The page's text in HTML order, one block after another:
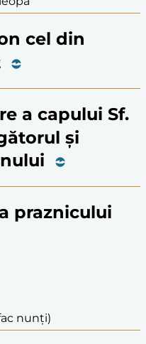
cel din
a capului Sf.
și
praznicului
nunți)